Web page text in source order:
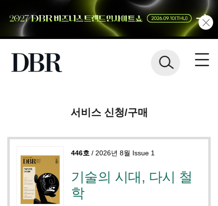
서비스 신청/구매
446호 / 2026년 8월 Issue 1
기술의 시대, 다시 철
학